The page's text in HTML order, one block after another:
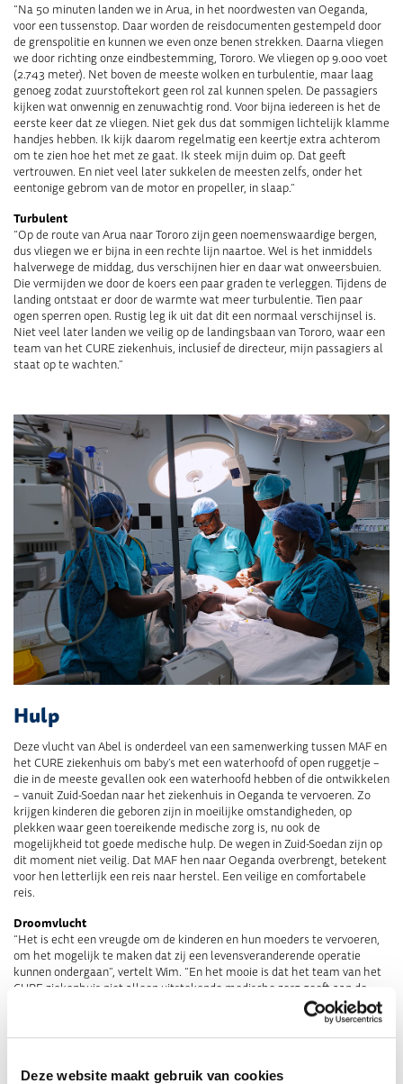
Deze website maakt gebruik van cookies
“Na 50 minuten landen we in Arua, in het noordwesten van Oeganda,
voor een tussenstop. Daar worden de reisdocumenten gestempeld door
de grenspolitie en kunnen we even onze benen strekken. Daarna vliegen
we door richting onze eindbestemming, Tororo. We vliegen op 9.000 voet
(2.743 meter). Net boven de meeste wolken en turbulentie, maar laag
genoeg zodat zuurstoftekort geen rol zal kunnen spelen. De passagiers
kijken wat onwennig en zenuwachtig rond. Voor bijna iedereen is het de
eerste keer dat ze vliegen. Niet gek dus dat sommigen lichtelijk klamme
handjes hebben. Ik kijk daarom regelmatig een keertje extra achterom
om te zien hoe het met ze gaat. Ik steek mijn duim op. Dat geeft
vertrouwen. En niet veel later sukkelen de meesten zelfs, onder het
eentonige gebrom van de motor en propeller, in slaap.”
Turbulent
“Op de route van Arua naar Tororo zijn geen noemenswaardige bergen,
dus vliegen we er bijna in een rechte lijn naartoe. Wel is het inmiddels
halverwege de middag, dus verschijnen hier en daar wat onweersbuien.
Die vermijden we door de koers een paar graden te verleggen. Tijdens de
landing ontstaat er door de warmte wat meer turbulentie. Tien paar
ogen sperren open. Rustig leg ik uit dat dit een normaal verschijnsel is.
Niet veel later landen we veilig op de landingsbaan van Tororo, waar een
team van het CURE ziekenhuis, inclusief de directeur, mijn passagiers al
staat op te wachten.”
Hulp
Deze vlucht van Abel is onderdeel van een samenwerking tussen MAF en
het CURE ziekenhuis om baby’s met een waterhoofd of open ruggetje –
die in de meeste gevallen ook een waterhoofd hebben of die ontwikkelen
– vanuit Zuid-Soedan naar het ziekenhuis in Oeganda te vervoeren. Zo
krijgen kinderen die geboren zijn in moeilijke omstandigheden, op
plekken waar geen toereikende medische zorg is, nu ook de
mogelijkheid tot goede medische hulp. De wegen in Zuid-Soedan zijn op
dit moment niet veilig. Dat MAF hen naar Oeganda overbrengt, betekent
voor hen letterlijk een reis naar herstel. Een veilige en comfortabele
reis.
Droomvlucht
“Het is echt een vreugde om de kinderen en hun moeders te vervoeren,
om het mogelijk te maken dat zij een levensveranderende operatie
kunnen ondergaan”, vertelt Wim. “En het mooie is dat het team van het
CURE ziekenhuis niet alleen uitstekende medische zorg geeft aan de
kinderen, maar ze delen ook iets diepers met de ouders: het Goede
Nieuws van Jezus Christus. Ouders, moe van de strijd in de zorg voor hun
kinderen, vinden troost in woorden van hoop en herstel. Sommige
gevlogen. Maar vandaag besef ik weer eens goed dat ik op elke vlucht